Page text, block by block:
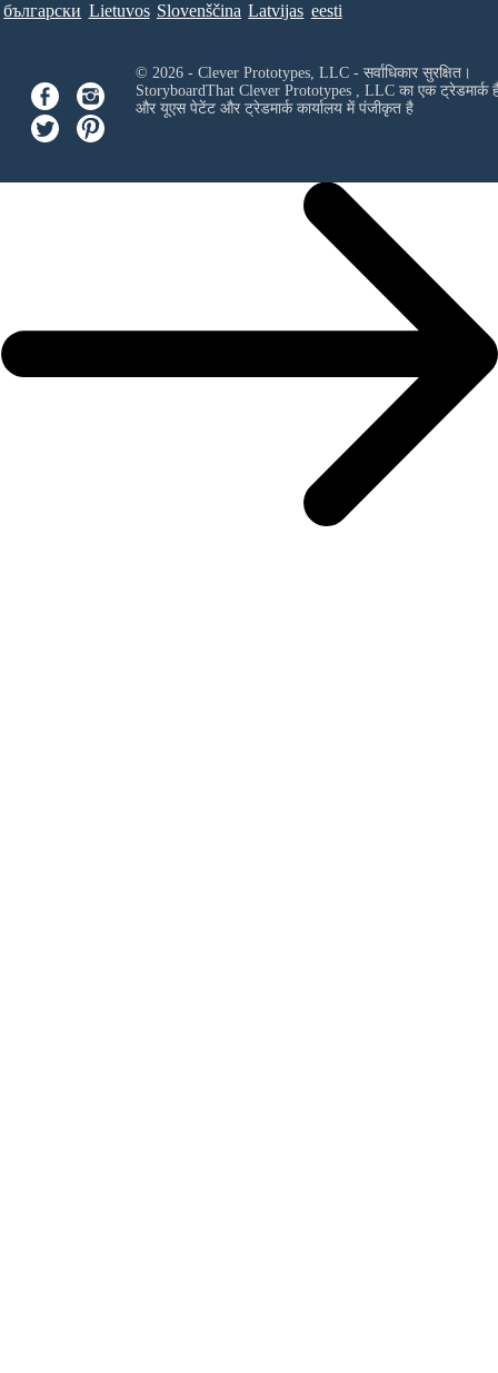
български Lietuvos Slovenščina Latvijas eesti
© 2026 - Clever Prototypes, LLC - सर्वाधिकार सुरक्षित।
StoryboardThat Clever Prototypes , LLCका एक ट्रेडमार्क
और यूएस पेटेंट और ट्रेडमार्क कार्यालय में पंजीकृत है